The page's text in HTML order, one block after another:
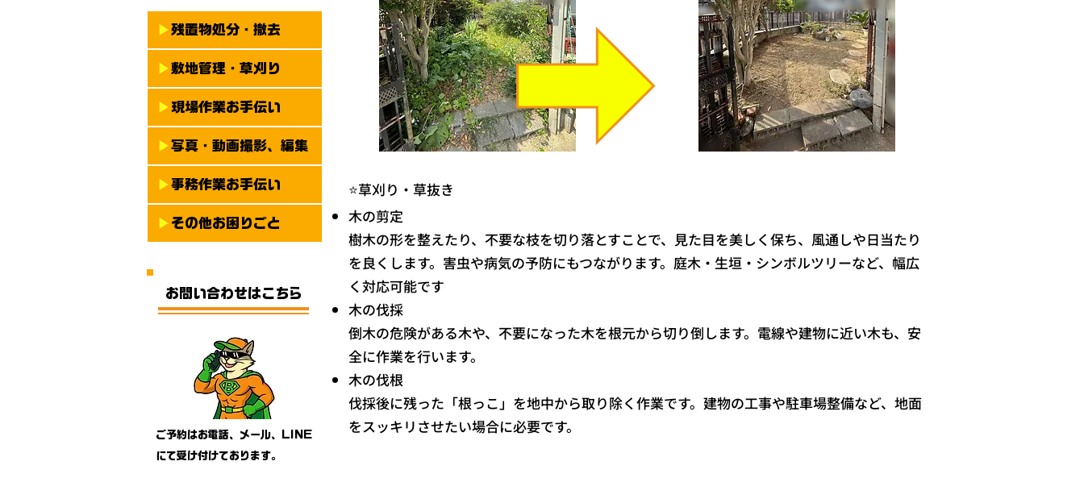
​お問い合わせはこちら
​ご予約はお電話、メール、LINE
にて受け付けております。
⭐草刈り・草抜き
木の剪定
樹木の形を整えたり、不要な枝を切り落とすことで、見た目を美しく保ち、風通しや日当たり
を良くします。害虫や病気の予防にもつながります。庭木・生垣・シンボルツリーなど、幅広
く対応可能です
木の伐採
倒木の危険がある木や、不要になった木を根元から切り倒します。電線や建物に近い木も、安
全に作業を行います。
木の伐根
伐採後に残った「根っこ」を地中から取り除く作業です。建物の工事や駐車場整備など、地面
をスッキリさせたい場合に必要です。
​▶ 残置物処分・撤去
▶ 敷地管理・草刈り
​▶ 現場作業お手伝い
​▶ 写真・動画撮影、編集
​▶ 事務作業お手伝い
​▶ その他お困りごと